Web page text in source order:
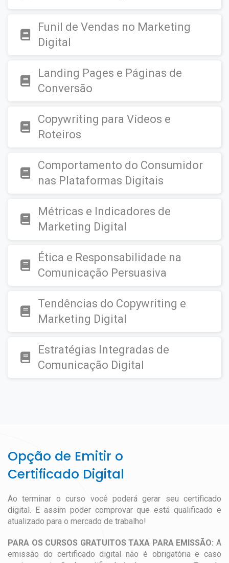
Funil de Vendas no Marketing
Digital
Landing Pages e Páginas de
Conversão
Copywriting para Vídeos e
Roteiros
Comportamento do Consumidor
nas Plataformas Digitais
Métricas e Indicadores de
Marketing Digital
Ética e Responsabilidade na
Comunicação Persuasiva
Tendências do Copywriting e
Marketing Digital
Estratégias Integradas de
Comunicação Digital
Opção de Emitir o
Certificado Digital
Ao terminar o curso você poderá gerar seu certificado
digital. E assim poder comprovar que está qualificado e
atualizado para o mercado de trabalho!
PARA OS CURSOS GRATUITOS TAXA PARA EMISSÃO: A
emissão do certificado digital não é obrigatória e caso